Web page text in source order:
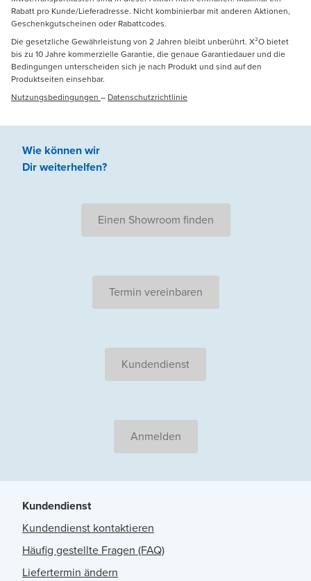
Rabatt pro Kunde/Lieferadresse. Nicht kombinierbar mit anderen Aktionen,
Geschenkgutscheinen oder Rabattcodes.
Die gesetzliche Gewährleistung von 2 Jahren bleibt unberührt. X²O bietet
bis zu 10 Jahre kommerzielle Garantie, die genaue Garantiedauer und die
Bedingungen unterscheiden sich je nach Produkt und sind auf den
Produktseiten einsehbar.
Nutzungsbedingungen – Datenschutzrichtlinie
Wie können wir
Dir weiterhelfen?
Einen Showroom finden
Termin vereinbaren
Kundendienst
Anmelden
Kundendienst
Kundendienst kontaktieren
Häufig gestellte Fragen (FAQ)
Liefertermin ändern